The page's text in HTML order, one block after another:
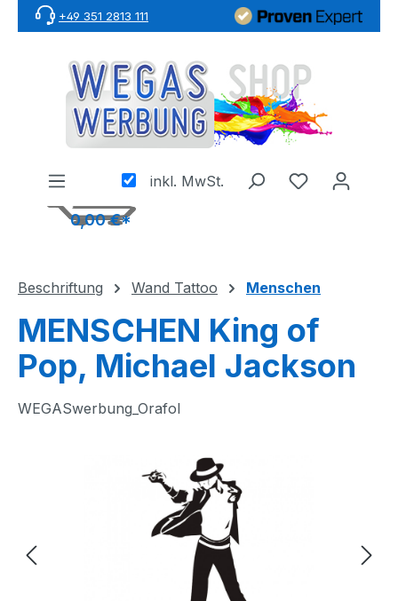
Zum Hauptinhalt springen
+49 351 2813 111
inkl. MwSt.
0,00 €*
Beschriftung Wand Tattoo Menschen
MENSCHEN King of
Pop, Michael Jackson
WEGASwerbung_Orafol